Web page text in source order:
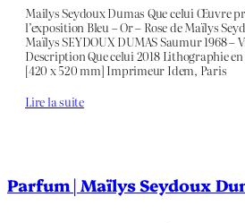
Mailys Seydoux Dumas Que celui Œuvre
l’exposition Bleu – Or – Rose de Maïlys
Maïlys SEYDOUX DUMAS Saumur 1968 –
Description Que celui 2018 Lithographie
[420 x 520 mm] Imprimeur Idem, Paris
Lire la suite
Parfum | Maïlys Seydoux